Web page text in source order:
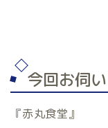
今回お伺
『赤丸食堂』